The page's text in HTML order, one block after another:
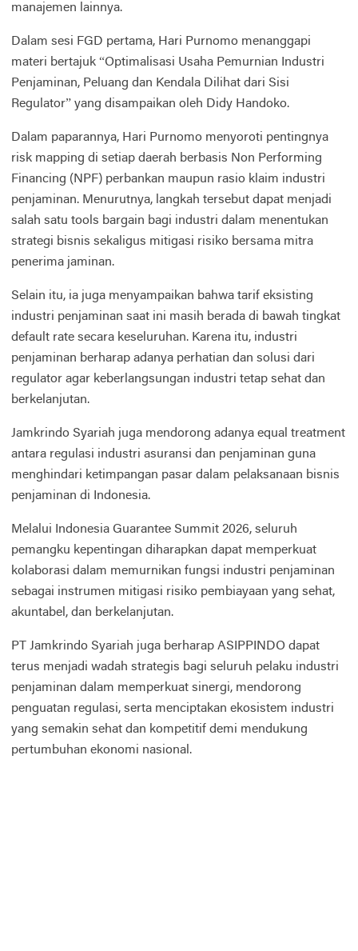
manajemen lainnya.
Dalam sesi FGD pertama, Hari Purnomo menanggapi
materi bertajuk “Optimalisasi Usaha Pemurnian Industri
Penjaminan, Peluang dan Kendala Dilihat dari Sisi
Regulator” yang disampaikan oleh Didy Handoko.
Dalam paparannya, Hari Purnomo menyoroti pentingnya
risk mapping di setiap daerah berbasis Non Performing
Financing (NPF) perbankan maupun rasio klaim industri
penjaminan. Menurutnya, langkah tersebut dapat menjadi
salah satu tools bargain bagi industri dalam menentukan
strategi bisnis sekaligus mitigasi risiko bersama mitra
penerima jaminan.
Selain itu, ia juga menyampaikan bahwa tarif eksisting
industri penjaminan saat ini masih berada di bawah tingkat
default rate secara keseluruhan. Karena itu, industri
penjaminan berharap adanya perhatian dan solusi dari
regulator agar keberlangsungan industri tetap sehat dan
berkelanjutan.
Jamkrindo Syariah juga mendorong adanya equal treatment
antara regulasi industri asuransi dan penjaminan guna
menghindari ketimpangan pasar dalam pelaksanaan bisnis
penjaminan di Indonesia.
Melalui Indonesia Guarantee Summit 2026, seluruh
pemangku kepentingan diharapkan dapat memperkuat
kolaborasi dalam memurnikan fungsi industri penjaminan
sebagai instrumen mitigasi risiko pembiayaan yang sehat,
akuntabel, dan berkelanjutan.
PT Jamkrindo Syariah juga berharap ASIPPINDO dapat
terus menjadi wadah strategis bagi seluruh pelaku industri
penjaminan dalam memperkuat sinergi, mendorong
penguatan regulasi, serta menciptakan ekosistem industri
yang semakin sehat dan kompetitif demi mendukung
pertumbuhan ekonomi nasional.